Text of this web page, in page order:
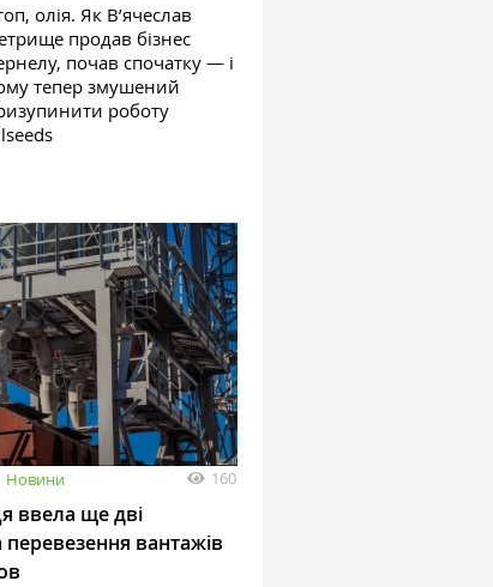
олія. Як В’ячеслав
продав бізнес
почав спочатку — і
тепер змушений
роботу
Новини 160
ввела ще дві
перевезення вантажів